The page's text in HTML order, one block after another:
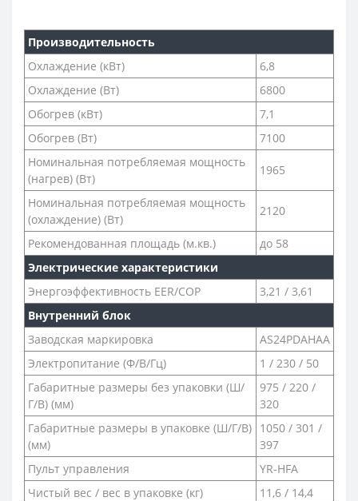
Производительность
Охлаждение (кВт)
6,8
Охлаждение (Вт)
6800
Обогрев (кВт)
7,1
Обогрев (Вт)
7100
Номинальная потребляемая мощность
(нагрев) (Вт)
1965
Номинальная потребляемая мощность
(охлаждение) (Вт)
2120
Рекомендованная площадь (м.кв.)
до 58
Электрические характеристики
Энергоэффективность EER/COP
3,21 / 3,61
Внутренний блок
Заводская маркировка
AS24PDAHAA
Электропитание (Ф/В/Гц)
1 / 230 / 50
Габаритные размеры без упаковки (Ш/
Г/В) (мм)
975 / 220 /
320
Габаритные размеры в упаковке (Ш/Г/В)
(мм)
1050 / 301 /
397
Пульт управления
YR-HFA
Чистый вес / вес в упаковке (кг)
11,6 / 14,4